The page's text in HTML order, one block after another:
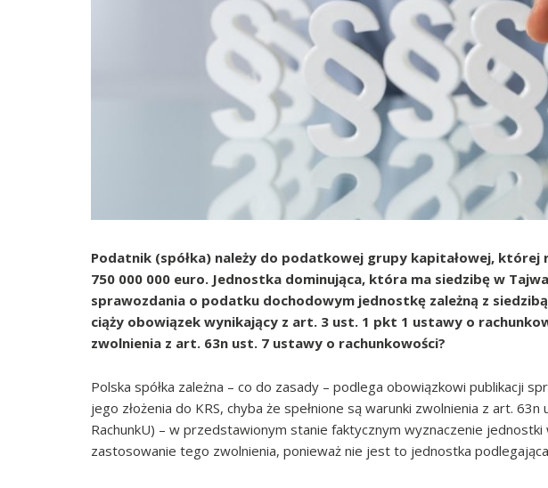
Podatnik (spółka) należy do podatkowej grupy kapitałowej,
750 000 000 euro. Jednostka dominująca, która ma siedzibę w
sprawozdania o podatku dochodowym jednostkę zależną z
ciąży obowiązek wynikający z art. 3 ust. 1 pkt 1 ustawy o
zwolnienia z art. 63n ust. 7 ustawy o rachunkowości?
Polska spółka zależna – co do zasady – podlega obowiązkowi publikacji
jego złożenia do KRS, chyba że spełnione są warunki zwolnienia z art.
RachunkU) – w przedstawionym stanie faktycznym wyznaczenie
zastosowanie tego zwolnienia, ponieważ nie jest to jednostka